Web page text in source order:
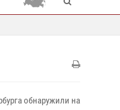
обнаружили на